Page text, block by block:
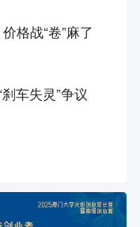
格战“卷”麻了
车失灵”争议